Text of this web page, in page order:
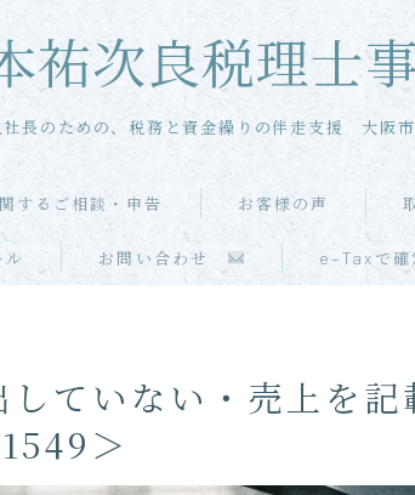
祐次良税理士
社長のための、税務と資金繰りの伴走支援 大阪
するご相談・申告 お客様の声
ル お問い合わせ e-Taxで確
単発・スポット申告
当事務所の特徴
ていない・売上を記
＞